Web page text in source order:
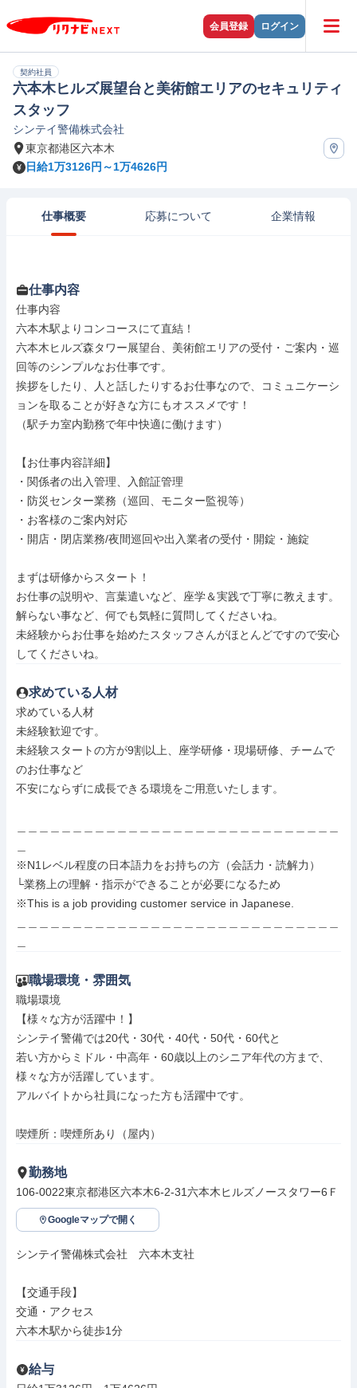
会員登録 ログイン
契約社員
六本木ヒルズ展望台と美術館エリアのセキュリティ
スタッフ
シンテイ警備株式会社
東京都港区六本木
日給1万3126円～1万4626円
仕事概要 応募について 企業情報
仕事内容
仕事内容
六本木駅よりコンコースにて直結！
六本木ヒルズ森タワー展望台、美術館エリアの受付・ご案内・巡
回等のシンプルなお仕事です。
挨拶をしたり、人と話したりするお仕事なので、コミュニケーシ
ョンを取ることが好きな方にもオススメです！
（駅チカ室内勤務で年中快適に働けます）
【お仕事内容詳細】
・関係者の出入管理、入館証管理
・防災センター業務（巡回、モニター監視等）
・お客様のご案内対応
・開店・閉店業務/夜間巡回や出入業者の受付・開錠・施錠
まずは研修からスタート！
お仕事の説明や、言葉遣いなど、座学＆実践で丁寧に教えます。
解らない事など、何でも気軽に質問してくださいね。
未経験からお仕事を始めたスタッフさんがほとんどですので安心
してくださいね。
求めている人材
求めている人材
未経験歓迎です。
未経験スタートの方が9割以上、座学研修・現場研修、チームで
のお仕事など
不安にならずに成長できる環境をご用意いたします。
※N1レベル程度の日本語力をお持ちの方（会話力・読解力）
└業務上の理解・指示ができることが必要になるため
※This is a job providing customer service in Japanese.
職場環境・雰囲気
職場環境
【様々な方が活躍中！】
シンテイ警備では20代・30代・40代・50代・60代と
若い方からミドル・中高年・60歳以上のシニア年代の方まで、
様々な方が活躍しています。
アルバイトから社員になった方も活躍中です。
喫煙所：喫煙所あり（屋内）
勤務地
106-0022東京都港区六本木6-2-31六本木ヒルズノースタワー6Ｆ
Googleマップで開く
シンテイ警備株式会社　六本木支社
【交通手段】
交通・アクセス
六本木駅から徒歩1分
給与